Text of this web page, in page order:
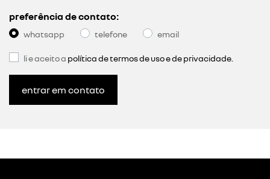
preferência de contato:
whatsapp telefone email
li e aceito a política de termos de uso e de privacidade.
entrar em contato